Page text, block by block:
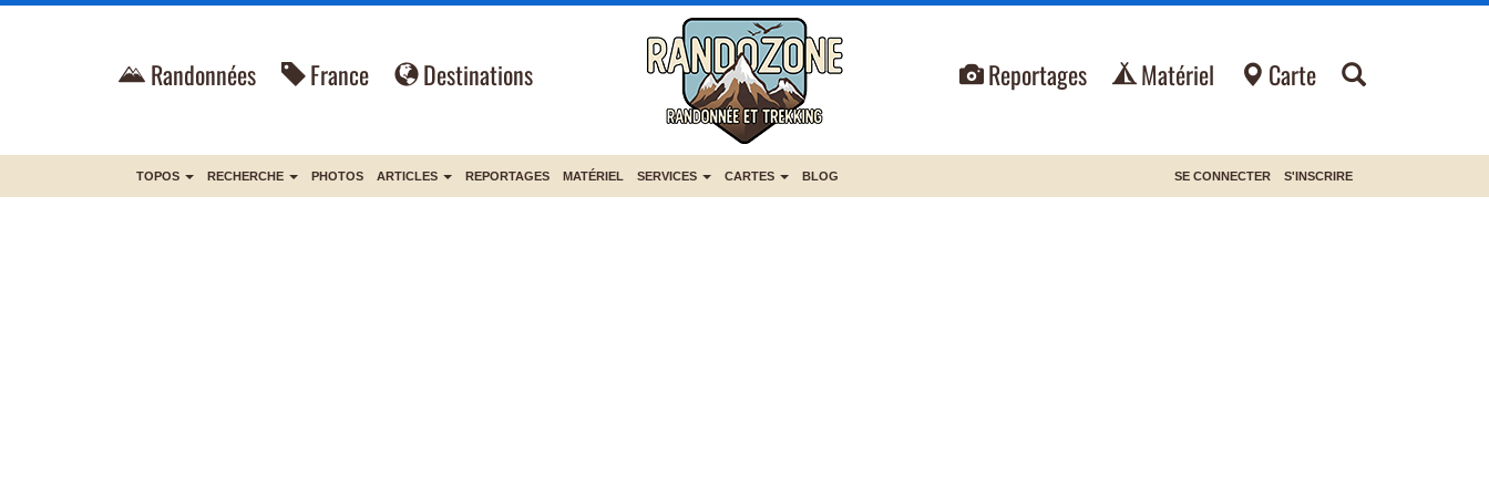
Randonnées France Destinations Reportages Matériel Carte
TOPOS RECHERCHE PHOTOS ARTICLES REPORTAGES MATÉRIEL SERVICES CARTES BLOG SE CONNECTER S'INSCRIRE